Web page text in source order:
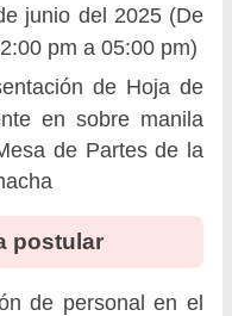
junio del 2025 (De
pm a 05:00 pm)
de Hoja de
en sobre manila
de Partes de la
postular
de personal en el